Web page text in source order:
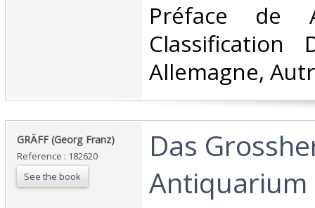
‎Préface de
Classification
Allemagne,
‎GRÄFF (Georg Franz)‎
Reference : 182620
See the book
‎Das
Antiquarium